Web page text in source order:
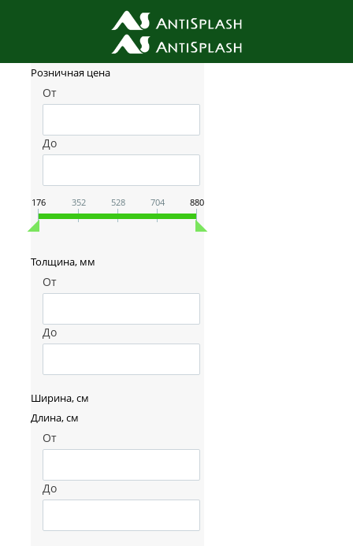
Фильтр товаров
Розничная цена
От
До
176 352 528 704 880
Толщина, мм
От
До
Ширина, см
Длина, см
От
До